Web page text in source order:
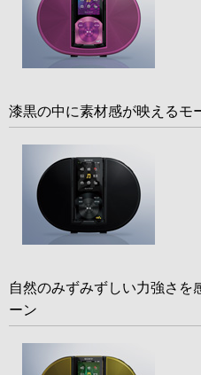
漆黒の中に素材感が映えるモ
自然のみずみずしい力強さを
ーン